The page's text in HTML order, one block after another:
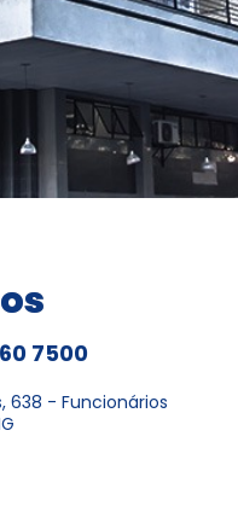
7500
638 - Funcionários